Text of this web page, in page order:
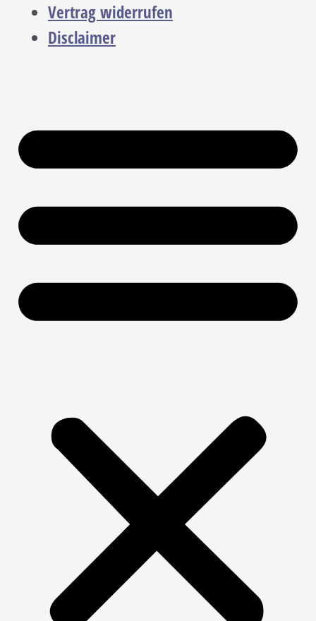
Vertrag widerrufen
Disclaimer